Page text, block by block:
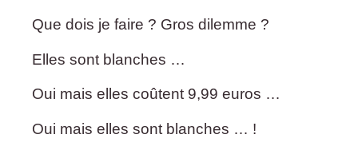
Que dois je faire ? Gros dilemme ?
Elles sont blanches …
Oui mais elles coûtent 9,99 euros …
Oui mais elles sont blanches … !